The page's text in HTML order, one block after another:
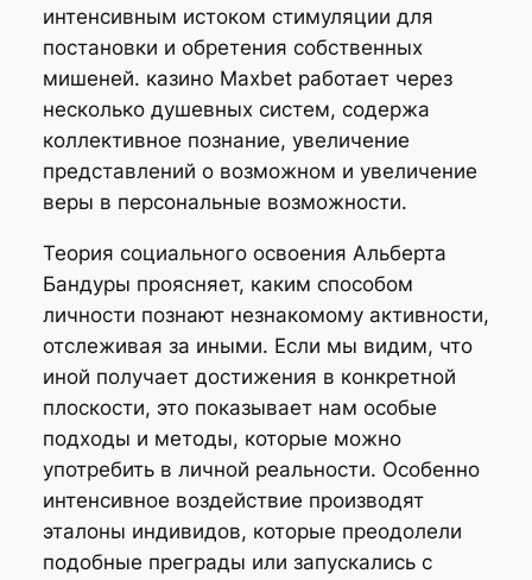
интенсивным истоком стимуляции для
постановки и обретения собственных
мишеней. казино Maxbet работает через
несколько душевных систем, содержа
коллективное познание, увеличение
представлений о возможном и увеличение
веры в персональные возможности.
Теория социального освоения Альберта
Бандуры проясняет, каким способом
личности познают незнакомому активности,
отслеживая за иными. Если мы видим, что
иной получает достижения в конкретной
плоскости, это показывает нам особые
подходы и методы, которые можно
употребить в личной реальности. Особенно
интенсивное воздействие производят
эталоны индивидов, которые преодолели
подобные преграды или запускались с